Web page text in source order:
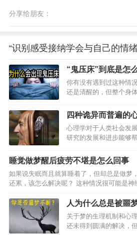
分享给朋友：
“识别感受接纳学会与自己的情
“鬼压床”到底是怎
你有没有遇到过这种情
还是清醒的，但整个身
称的鬼压床”。很多人对
角度把它归结为闹鬼”。
会不会真的被压死？事
学依据的，这就告诉你
鬼？平时所说的鬼压床”
专业上叫做睡眠瘫痪”或
非真正瘫痪了。其实，
四种诡异而普遍的
心理学对于人类社会发
研究的发展和进步能够
晰地知道自己在何种情
类的一些言行举止都是
的。以下有四种心理学
社会发展影响最大，并
某时某地也经历过这样
（Mental Phenomena）
（Window breaking
Window Theory）…
睡觉做梦醒后疲劳不堪是怎么回事
如果说失眠而且就算睡着了，但却总是做梦
还累，该怎么解决呢？ 这种情况很可能是
较大，肌肉得不到较好的放松，或作息不规
提出如下建议：对于神经衰弱的情况，你可
泡脚半小时，同时吃一两根葱白。你也可以
——长长地、慢慢地吸气。你可以将你的肺
量将这个气球充满。当你感到气球已经全部
人为什么总是被噩
关于梦的生理机制和心
还未得到圆满的解决，